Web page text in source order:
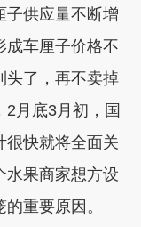
供应量不断增
成车厘子价格不
头了，再不卖掉
2月底3月初，国
很快就将全面关
水果商家想方设
重要原因。